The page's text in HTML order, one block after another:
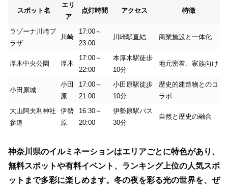
スポット名
エリ
ア
点灯時間 アクセス 特徴
ラゾーナ川崎プ
ラザ
川崎
17:00～
23:00
川崎駅直結 商業施設と一体化
厚木中央公園 厚木
17:00～
22:00
本厚木駅徒歩
10分
地元密着、家族向け
小田原城
小田
原
17:00～
21:00
小田原駅徒歩
10分
歴史的建造物とのコ
ラボ
大山阿夫利神社
参道
伊勢
原
16:30～
20:00
伊勢原駅バス
30分
自然と歴史の融合
神奈川県のイルミネーションはエリアごとに特色があり、
無料スポットや有料イベント、ランキング上位の人気スポ
ットまで多彩に楽しめます。冬の夜を彩る光の世界を、ぜ